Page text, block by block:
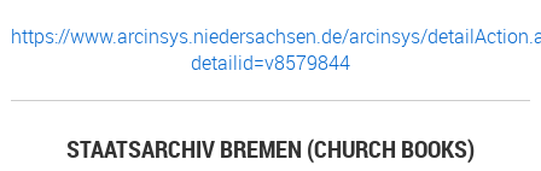
https://www.arcinsys.niedersachsen.de/arcinsys/
detailid=v8579844
STAATSARCHIV BREMEN (CHURCH BOOKS)